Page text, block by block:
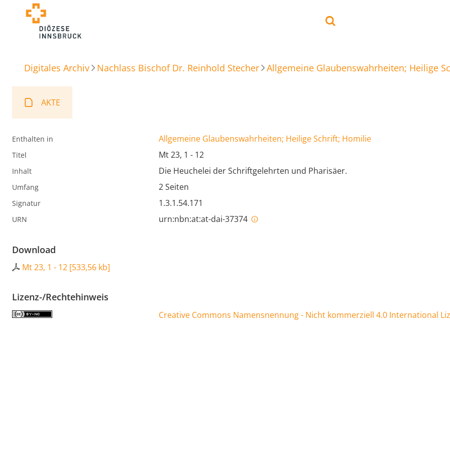
Digitales Archiv Nachlass Bischof Dr. Reinhold Stecher Allgemeine Glaubenswahrheiten; Heilige
AKTE
Enthalten in Allgemeine Glaubenswahrheiten; Heilige Schrift; Homilie
Titel Mt 23, 1 - 12
Inhalt Die Heuchelei der Schriftgelehrten und Pharisäer.
Umfang 2 Seiten
Signatur 1.3.1.54.171
URN urn:nbn:at:at-dai-37374
Download
Mt 23, 1 - 12 [533,56 kb]
Lizenz-/Rechtehinweis
Creative Commons Namensnennung - Nicht kommerziell 4.0 International